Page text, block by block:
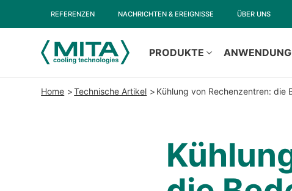
REFERENZEN NACHRICHTEN & EREIGNISSE ÜBER UNS
PRODUKTE
Home Technische Artikel Kühlung von Rechenzentren: die